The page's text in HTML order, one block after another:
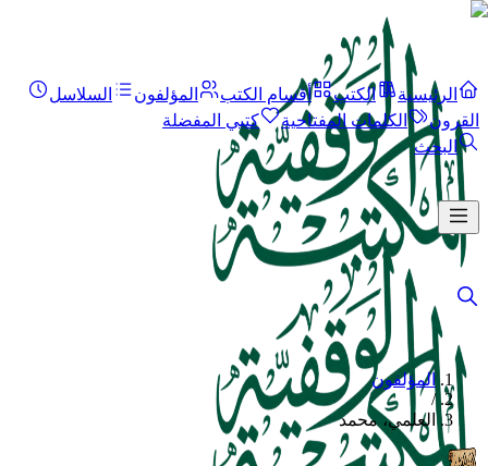
الرئيسية الكتب أقسام الكتب المؤلفون
السلاسل
القرون
الكلمات المفتاحية
كتبي المفضلة
البحث
المؤلفون
/
العلمي، محمد